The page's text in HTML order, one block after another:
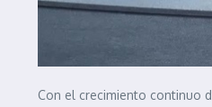
Con el crecimiento continuo